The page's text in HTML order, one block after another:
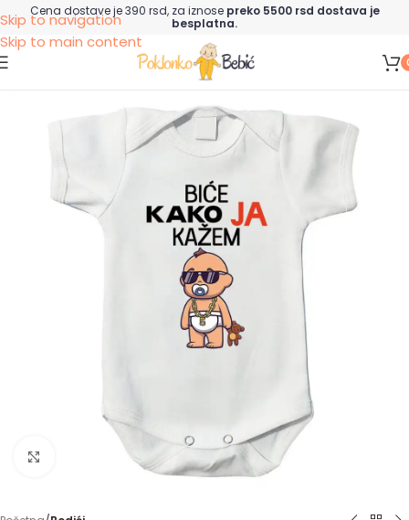
Skip to navigation
Skip to main content
Cena dostave je 390 rsd, za iznose preko 5500 rsd dostava je
besplatna.
Click to enlarge